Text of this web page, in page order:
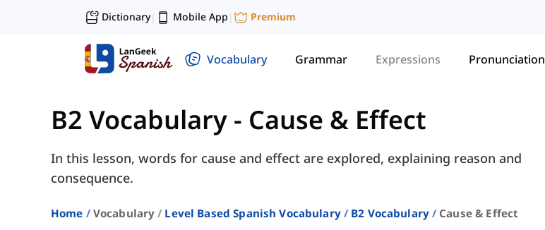
Dictionary| Mobile App | Premium
Vocabulary Grammar Expressions Pronunciation
B2 Vocabulary - Cause & Effect
In this lesson, words for cause and effect are explored, explaining reason and
consequence.
Home Vocabulary Level Based Spanish Vocabulary B2 Vocabulary Cause & Effect